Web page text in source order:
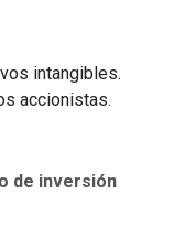
intangibles.
accionistas.
de inversión